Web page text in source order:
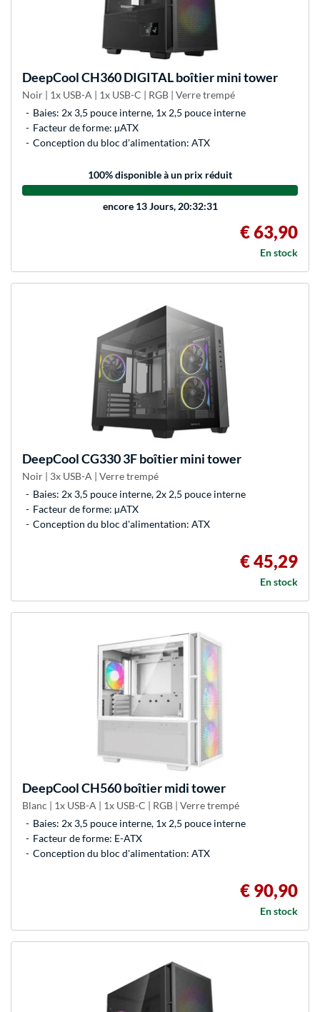
DeepCoolCH360 DIGITAL boîtier mini tower
Noir | 1x USB-A | 1x USB-C | RGB | Verre trempé
Baies: 2x 3,5 pouce interne, 1x 2,5 pouce interne
Facteur de forme: µATX
Conception du bloc d'alimentation: ATX
100% disponible à un prix réduit
encore 13 Jours, 20:32:31
€ 63,90
En stock
DeepCoolCG330 3F boîtier mini tower
Noir | 3x USB-A | Verre trempé
Baies: 2x 3,5 pouce interne, 2x 2,5 pouce interne
Facteur de forme: µATX
Conception du bloc d'alimentation: ATX
€ 45,29
En stock
DeepCoolCH560 boîtier midi tower
Blanc | 1x USB-A | 1x USB-C | RGB | Verre trempé
Baies: 2x 3,5 pouce interne, 1x 2,5 pouce interne
Facteur de forme: E-ATX
Conception du bloc d'alimentation: ATX
€ 90,90
En stock